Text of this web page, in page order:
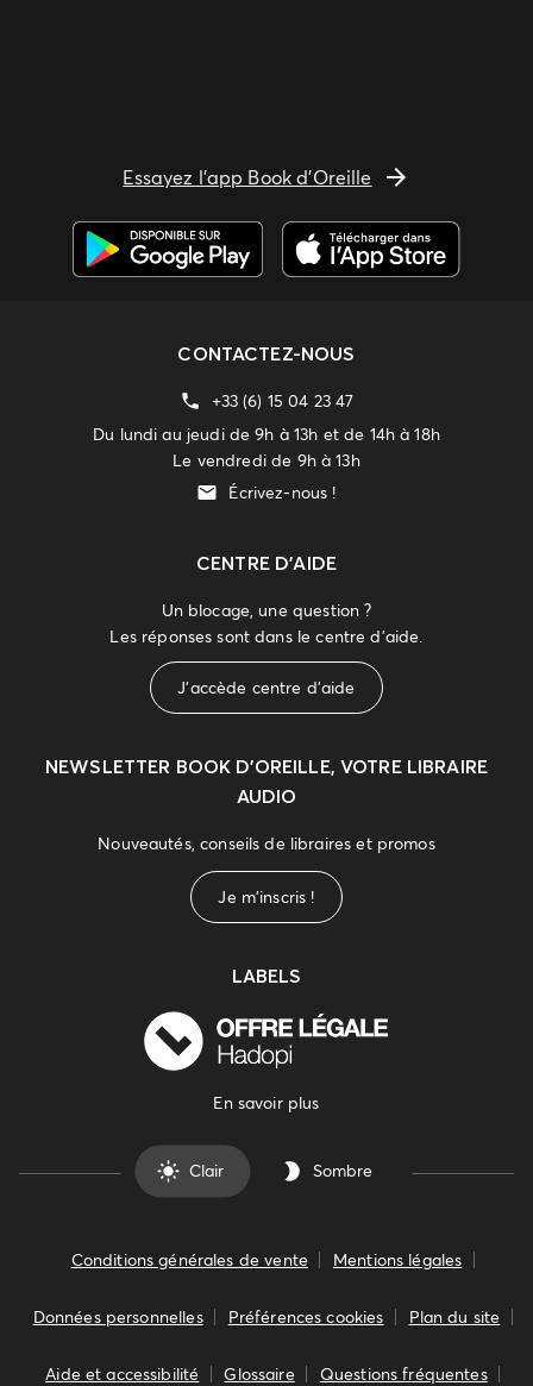
Essayez l'app Book d'Oreille
CONTACTEZ-NOUS
+33 (6) 15 04 23 47
Du lundi au jeudi de 9h à 13h et de 14h à 18h
Le vendredi de 9h à 13h
Écrivez-nous !
CENTRE D'AIDE
Un blocage, une question ?
Les réponses sont dans le centre d'aide.
J'accède centre d'aide
NEWSLETTER BOOK D’OREILLE, VOTRE LIBRAIRE
AUDIO
Nouveautés, conseils de libraires et promos
Je m'inscris !
LABELS
En savoir plus
Clair Sombre
Conditions générales de vente Mentions légales
Données personnelles Préférences cookies Plan du site
Aide et accessibilité Glossaire Questions fréquentes